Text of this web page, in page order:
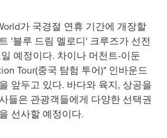
가 국경절 연휴 기간에 개장할
'블루 드림 멜로디' 크루즈가 선전
예정이다. 차이나 머천트-이둔
Tour(중국 탐험 투어)" 인바운드
앞두고 있다. 바다와 육지, 상공을
들은 관광객들에게 다양한 선택권
선사할 예정이다.